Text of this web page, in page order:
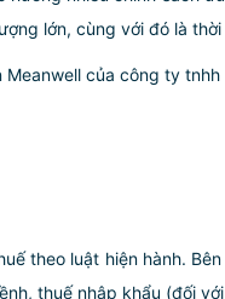
lớn, cùng với đó là
Meanwell của công ty
theo luật hiện hành.
thuế nhập khẩu (đối